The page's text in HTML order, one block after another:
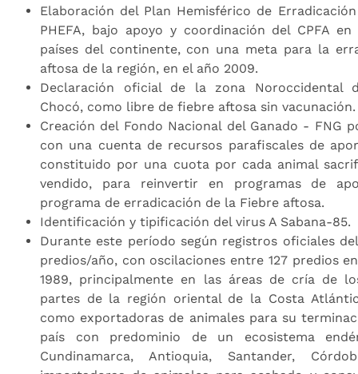
Elaboración del Plan Hemisférico de
PHEFA, bajo apoyo y coordinación del CPFA
países del continente, con una meta para la
aftosa de la región, en el año 2009.
Declaración oficial de la zona Noroccidental
Chocó, como libre de fiebre aftosa sin vacunación.
Creación del Fondo Nacional del Ganado - FNG
con una cuenta de recursos parafiscales de
constituido por una cuota por cada animal
vendido, para reinvertir en programas de
programa de erradicación de la Fiebre aftosa.
Identificación y tipificación del virus A Sabana-85.
Durante este período según registros oficiales
predios/año, con oscilaciones entre 127 predios
1989, principalmente en las áreas de cría de
partes de la región oriental de la Costa
como exportadoras de animales para su
país con predominio de un ecosistema
Cundinamarca, Antioquia, Santander,